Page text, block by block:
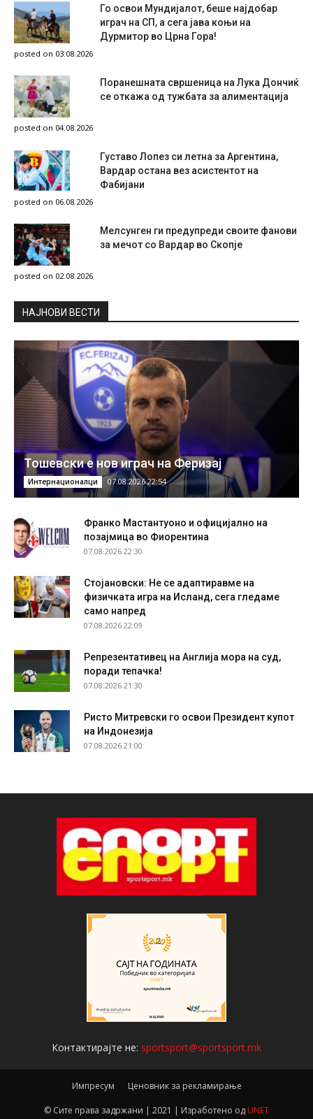
Го освои Мундијалот, беше најдобар
играч на СП, а сега јава коњи на
Дурмитор во Црна Гора!
posted on 03.08.2026
Поранешната свршеница на Лука Дончиќ
се откажа од тужбата за алиментација
posted on 04.08.2026
Густаво Лопез си летна за Аргентина,
Вардар остана вез асистентот на
Фабијани
posted on 06.08.2026
Мелсунген ги предупреди своите фанови
за мечот со Вардар во Скопје
posted on 02.08.2026
НAЈНОВИ ВЕСТИ
Тошевски е нов играч на Феризај
Интернационалци 07.08.2026 22:54
Франко Мастантуоно и официјално на
позајмица во Фиорентина
07.08.2026 22:30
Стојановски: Не се адаптиравме на
физичката игра на Исланд, сега гледаме
само напред
07.08.2026 22:09
Репрезентативец на Англија мора на суд,
поради тепачка!
07.08.2026 21:30
Ристо Митревски го освои Президент купот
на Индонезија
07.08.2026 21:00
Контактирајте не: sportsport@sportsport.mk
Импресум Ценовник за рекламирање
© Сите права задржани | 2021 | Изработено од UNET